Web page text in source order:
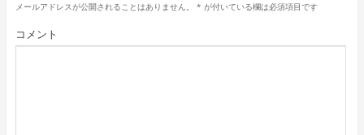
メールアドレスが公開されることはありません。 * が付いている欄は必須項目です
コメント